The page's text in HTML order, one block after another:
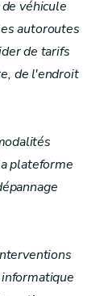
véhicule
autoroutes
de tarifs
de l'endroit
plateforme